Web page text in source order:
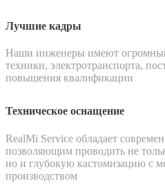
Лучшие кадры
Наши инженеры имеют
техники, электротранспорта,
повышения квалификации
Техническое оснащение
RealMi Service обладает
позволяющим проводить не
но и глубокую кастомизацию с
производством